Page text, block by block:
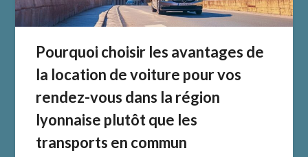
Pourquoi choisir les avantages de
la location de voiture pour vos
rendez-vous dans la région
lyonnaise plutôt que les
transports en commun